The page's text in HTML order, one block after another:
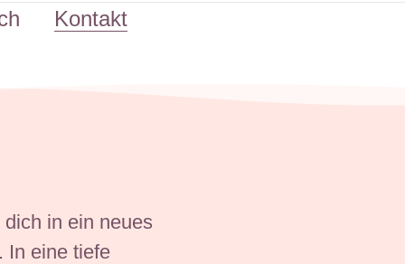
Kontakt
in ein neues
In eine tiefe